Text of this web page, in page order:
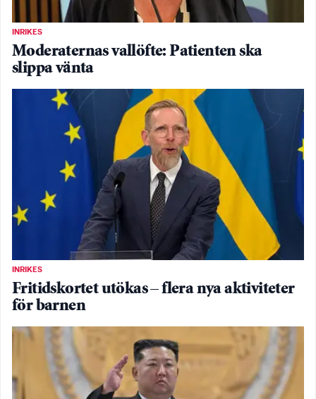
INRIKES
Moderaternas vallöfte: Patienten ska
slippa vänta
INRIKES
Fritidskortet utökas – flera nya aktiviteter
för barnen